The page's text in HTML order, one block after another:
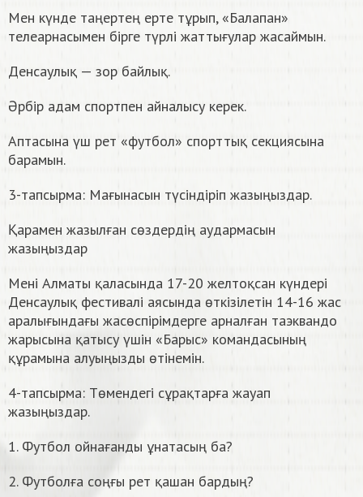
Мен күнде таңертең ерте тұрып, «Балапан»
телеарнасымен бірге түрлі жаттығулар жасаймын.
Денсаулық — зор байлық.
Әрбір адам спортпен айналысу керек.
Аптасына үш рет «футбол» спорттық секциясына
барамын.
3-тапсырма: Мағынасын түсіндіріп жазыңыздар.
Қарамен жазылған сөздердің аудармасын
жазыңыздар
Мені Алматы қаласында 17-20 желтоқсан күндері
Денсаулық фестивалі аясында өткізілетін 14-16 жас
аралығындағы жасөспірімдерге арналған таэквандо
жарысына қатысу үшін «Барыс» командасының
құрамына алуыңызды өтінемін.
4-тапсырма: Төмендегі сұрақтарға жауап
жазыңыздар.
1. Футбол ойнағанды ұнатасың ба?
2. Футболға соңғы рет қашан бардың?